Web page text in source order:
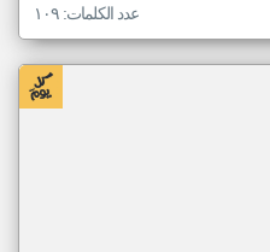
عدد الكلمات: ١٠٩